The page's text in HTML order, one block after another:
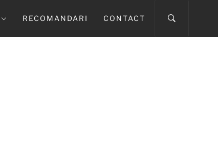
RECOMANDARI CONTACT